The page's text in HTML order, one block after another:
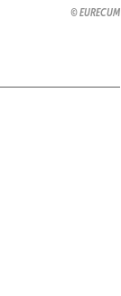
EURECUM